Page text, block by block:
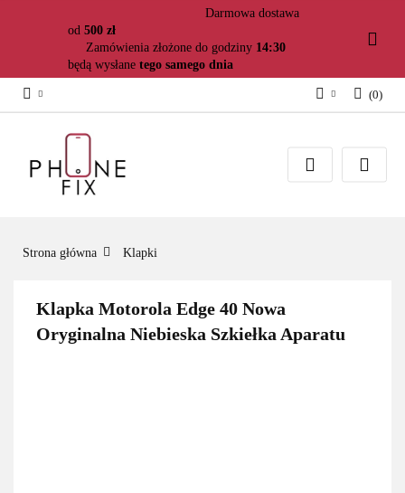
Darmowa dostawa
od 500 zł
Zamówienia złożone do godziny 14:30
będą wysłane tego samego dnia
Załóż konto
(0)
Strona główna Klapki
Klapka Motorola Edge 40 Nowa
Oryginalna Niebieska Szkiełka Aparatu